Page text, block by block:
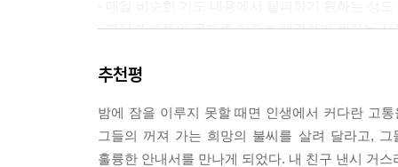
우리를 훈육하시는 이가 아무리 하나님이라 할지
고통, 상실감을 가져오기 때문이다. 그러나 하나
목적이 있다는 확신을 가질 때만이 우리는 그 징계
--- p.104
- 고난과 고통의 문제를 기도로 해결하기 원하는 신
- 기도의 방법을 쉽게 알려 줄 지침서가 필요한 목
추천평
밤에 잠을 이루지 못할 때면 인생에서 커다란 고
그들의 꺼져 가는 희망의 불씨를 살려 달라고,
훌륭한 안내서를 만나게 되었다. 내 친구 낸시 거